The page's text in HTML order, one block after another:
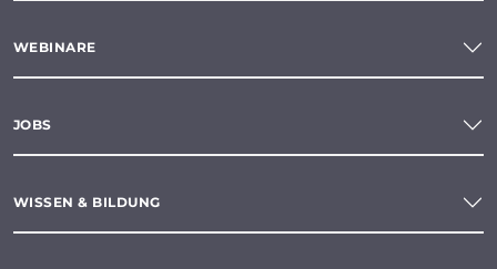
WEBINARE
JOBS
WISSEN & BILDUNG